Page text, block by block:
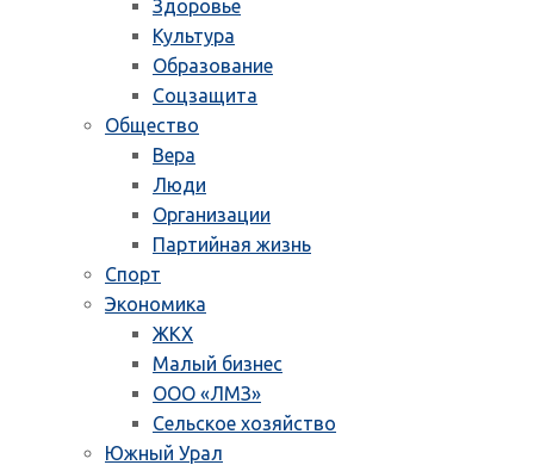
Здоровье
Культура
Образование
Соцзащита
Общество
Вера
Люди
Организации
Партийная жизнь
Спорт
Экономика
ЖКХ
Малый бизнес
ООО «ЛМЗ»
Сельское хозяйство
Южный Урал